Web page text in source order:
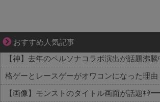
おすすめ人気記事
不器用な二人が辿り着いた、切なく温かい恋
【神】去年のペルソナコラボ演出が話題沸騰
格ゲーとレースゲーがオワコンになった理由